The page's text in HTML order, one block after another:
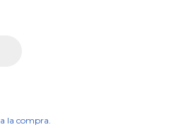
la compra.